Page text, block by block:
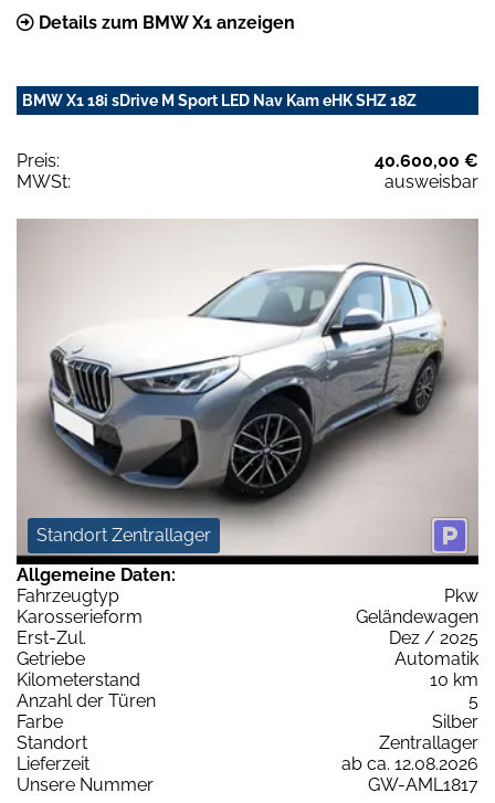
Details zum BMW X1 anzeigen
BMW X1 18i sDrive M Sport LED Nav Kam eHK SHZ 18Z
Preis:
40.600,00 €
MWSt:
ausweisbar
Standort Zentrallager
Allgemeine Daten:
Fahrzeugtyp
Pkw
Karosserieform
Geländewagen
Erst-Zul.
Dez / 2025
Getriebe
Automatik
Kilometerstand
10 km
Anzahl der Türen
5
Farbe
Silber
Standort
Zentrallager
Lieferzeit
ab ca. 12.08.2026
Unsere Nummer
GW-AML1817